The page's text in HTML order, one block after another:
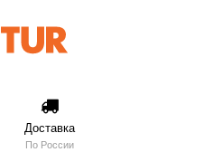
Доставка
По России